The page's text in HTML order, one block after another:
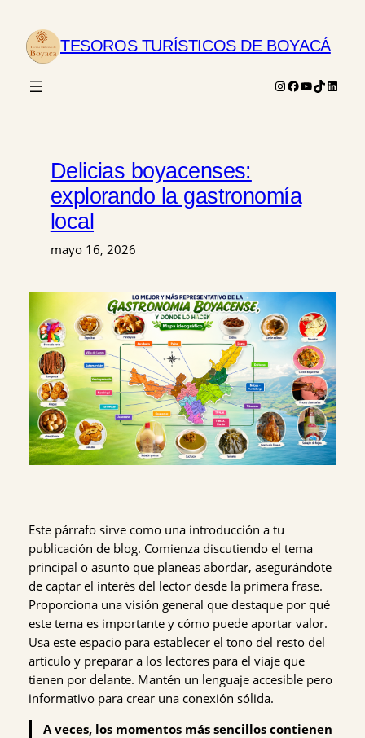
contenidoTESOROS TURÍSTICOS DE BOYACÁ
Instagram
Facebook
YouTube
TikTok
Delicias boyacenses:
explorando la gastronomía
local
mayo 16, 2026
Este párrafo sirve como una introducción a tu
publicación de blog. Comienza discutiendo el tema
principal o asunto que planeas abordar, asegurándote
de captar el interés del lector desde la primera frase.
Proporciona una visión general que destaque por qué
este tema es importante y cómo puede aportar valor.
Usa este espacio para establecer el tono del resto del
artículo y preparar a los lectores para el viaje que
tienen por delante. Mantén un lenguaje accesible pero
informativo para crear una conexión sólida.
A veces, los momentos más sencillos contienen